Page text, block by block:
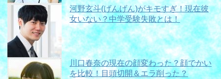
河野玄斗(げんげん)がキモすぎ！現在彼
女いない？中学受験失敗とは！
川口春奈の現在の顔変わった？顔でかい
を比較！目頭切開＆エラ削った？